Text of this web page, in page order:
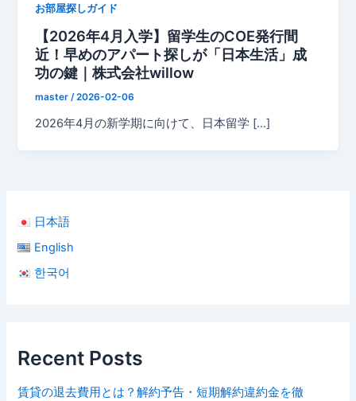
日本語
English
한국어
Recent Posts
賃貸の退去費用とは？解約予告・短期解約違約金を徹
お部屋探しガイド
【2026年4月入学】留学生のCOE発行間
近！早めのアパート探しが「日本生活」成
功の鍵｜株式会社willow
master /2026-02-06
2026年4月の新学期に向けて、日本留学 […]